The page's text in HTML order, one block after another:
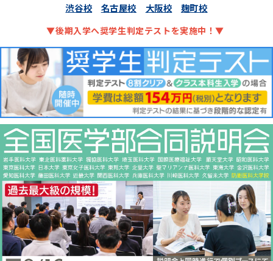
渋谷校 名古屋校 大阪校 麹町校
▼後期入学へ奨学生判定テストを実施中！▼